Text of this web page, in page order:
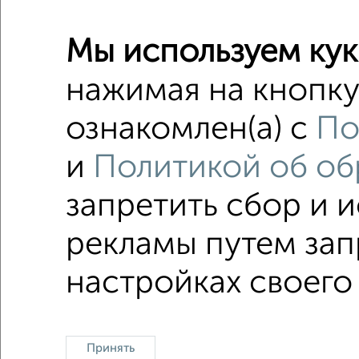
жилой
не
в
Двухкомнатные
Контакты Политика конфиденциальности
Мы используем
нажимая на
ознакомлен(а) с
и Политикой об
запретить сбор и
рекламы путем
настройках
Принять